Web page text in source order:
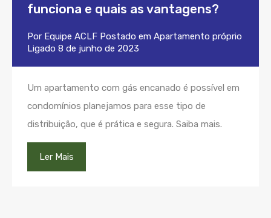
funciona e quais as vantagens?
Por Equipe ACLF Postado em Apartamento próprio
Ligado 8 de junho de 2023
Um apartamento com gás encanado é possível em
condomínios planejamos para esse tipo de
distribuição, que é prática e segura. Saiba mais.
Ler Mais